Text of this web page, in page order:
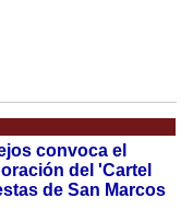
convoca el
del 'Cartel
de San Marcos